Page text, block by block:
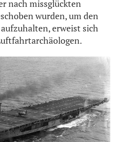
nach missglückten
wurden, um den
erweist sich